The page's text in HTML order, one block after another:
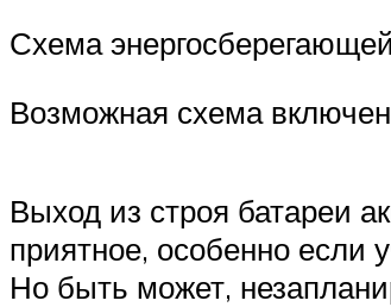
Схема
Возможная схема
Выход из строя батареи
приятное, особенно если
Но быть может,